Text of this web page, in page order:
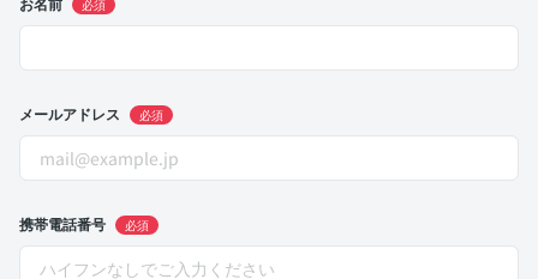
必須
メールアドレス 必須
携帯電話番号 必須